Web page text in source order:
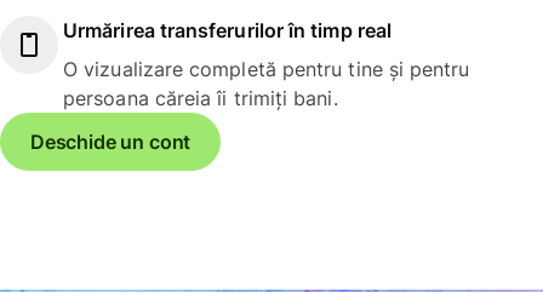
Urmărirea transferurilor în timp real
O vizualizare completă pentru tine și pentru
persoana căreia îi trimiți bani.
Deschide un cont